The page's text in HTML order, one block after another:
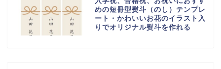
めの短冊型熨斗（のし）テンプレ
ート・かわいいお花のイラスト入
りでオリジナル熨斗を作れる